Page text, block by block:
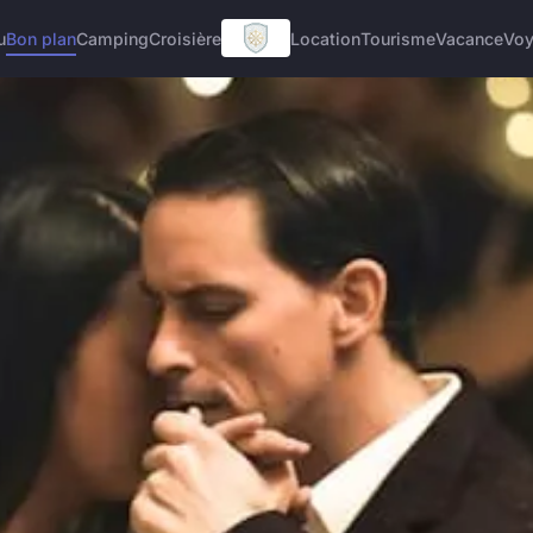
Bon planCampingCroisière LocationTourismeVacance